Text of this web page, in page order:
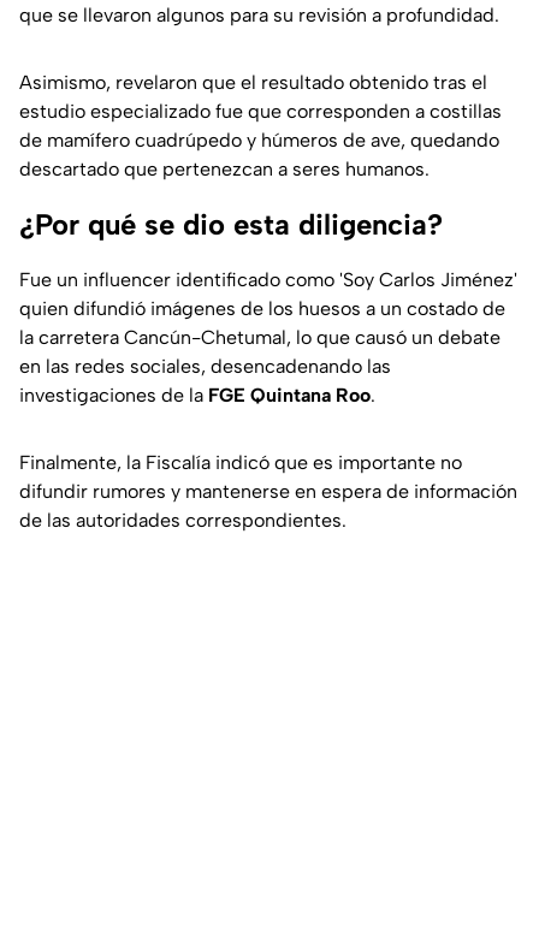
que se llevaron algunos para su revisión a profundidad.
Asimismo, revelaron que el resultado obtenido tras el
estudio especializado fue que corresponden a costillas
de mamífero cuadrúpedo y húmeros de ave, quedando
descartado que pertenezcan a seres humanos.
¿Por qué se dio esta diligencia?
Fue un influencer identificado como 'Soy Carlos Jiménez'
quien difundió imágenes de los huesos a un costado de
la carretera Cancún-Chetumal, lo que causó un debate
en las redes sociales, desencadenando las
investigaciones de la FGE Quintana Roo.
Finalmente, la Fiscalía indicó que es importante no
difundir rumores y mantenerse en espera de información
de las autoridades correspondientes.